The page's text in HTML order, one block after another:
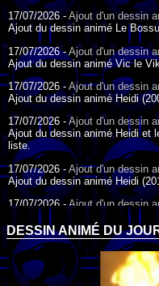
17/07/2026 -Ajout d'un dessin
Ajout du dessin animé Le
17/07/2026 -Ajout d'un dessin
Ajout du dessin animé Vic le
17/07/2026 - Ajout d'un dessin
Ajout du dessin animé Heidi
17/07/2026 - Ajout d'un dessin
Ajout du dessin animé Heidi et
liste.
17/07/2026 - Ajout d'un dessin
Ajout du dessin animé Heidi
17/07/2026 -Ajout d'un dessin
Ajout du dessin animé Heidi
09/07/2026 -Ajout d'un dessin
Ajout du dessin animé Genki
liste.
DESSIN ANIMÉ DU